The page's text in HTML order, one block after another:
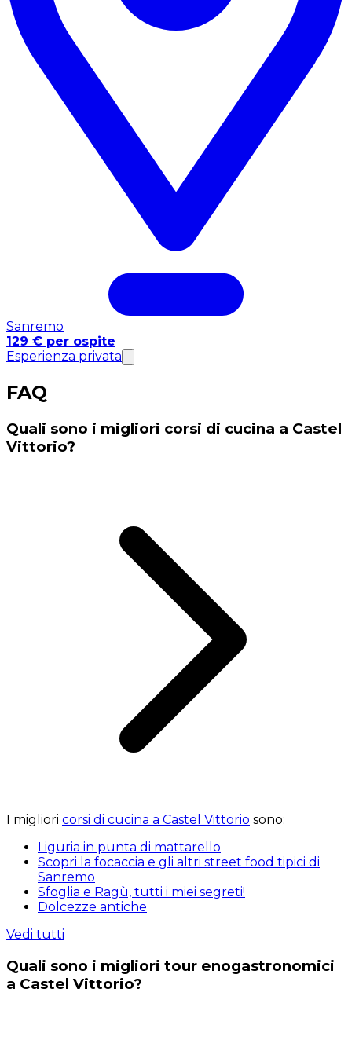
Sanremo
129 € per ospite
Esperienza privata
FAQ
Quali sono i migliori corsi di cucina a Castel
Vittorio?
I migliori corsi di cucina a Castel Vittorio sono:
Liguria in punta di mattarello
Scopri la focaccia e gli altri street food tipici di
Sanremo
Sfoglia e Ragù, tutti i miei segreti!
Dolcezze antiche
Vedi tutti
Quali sono i migliori tour enogastronomici
a Castel Vittorio?